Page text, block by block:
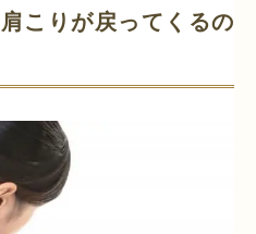
こりが戻ってくるの